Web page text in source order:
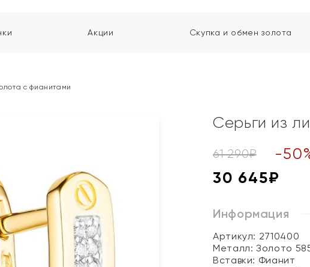
Акции Скупка и обмен золота
с фианитами
Серьги из
61 290₽ -50
30 645₽
Информация
Артикул: 2710400
Металл:Золото
Вставки: Фианит